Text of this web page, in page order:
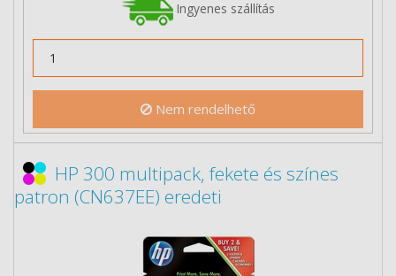
Ingyenes szállítás
Nem rendelhető
HP 300 multipack, fekete és színes
patron (CN637EE) eredeti